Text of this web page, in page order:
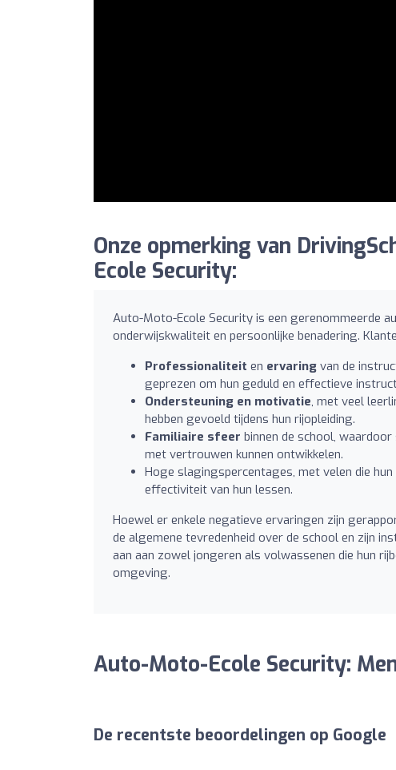
Onze opmerking van
Ecole Security:
Auto-Moto-Ecole Security is een gerenommeerde
onderwijskwaliteit en persoonlijke benadering.
Professionaliteit en ervaring van de
geprezen om hun geduld en effectieve
Ondersteuning en motivatie, met veel
hebben gevoeld tijdens hun rijopleiding.
Familiaire sfeer binnen de school,
met vertrouwen kunnen ontwikkelen.
Hoge slagingspercentages, met velen die
effectiviteit van hun lessen.
Hoewel er enkele negatieve ervaringen zijn
de algemene tevredenheid over de school en zijn
aan aan zowel jongeren als volwassenen die hun
omgeving.
Auto-Moto-Ecole Security:
De recentste beoordelingen op Google